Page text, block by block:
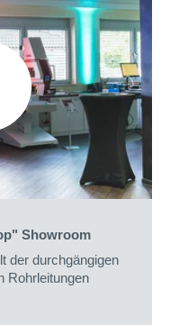
Showroom
der durchgängigen
Rohrleitungen